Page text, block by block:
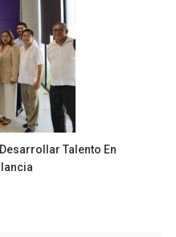
Talento En